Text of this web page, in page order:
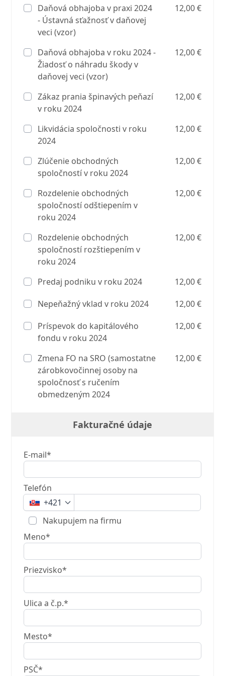
Daňová obhajoba v praxi 2024
- Ústavná sťažnosť v daňovej
veci (vzor)
12,00 €
Daňová obhajoba v roku 2024 -
Žiadosť o náhradu škody v
daňovej veci (vzor)
12,00 €
Zákaz prania špinavých peňazí
v roku 2024
12,00 €
Likvidácia spoločnosti v roku
2024
12,00 €
Zlúčenie obchodných
spoločností v roku 2024
12,00 €
Rozdelenie obchodných
spoločností odštiepením v
roku 2024
12,00 €
Rozdelenie obchodných
spoločností rozštiepením v
roku 2024
12,00 €
Predaj podniku v roku 2024
12,00 €
Nepeňažný vklad v roku 2024
12,00 €
Príspevok do kapitálového
fondu v roku 2024
12,00 €
Zmena FO na SRO (samostatne
zárobkovočinnej osoby na
spoločnosť s ručením
obmedzeným 2024
12,00 €
Fakturačné údaje
E-mail*
Telefón
+421
Nakupujem na firmu
Meno*
Priezvisko*
Ulica a č.p.*
Mesto*
PSČ*